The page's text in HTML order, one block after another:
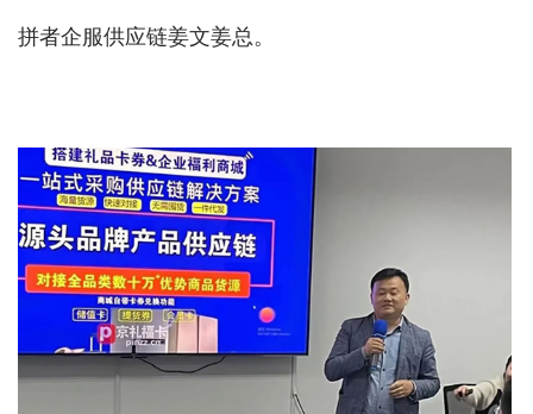
拼者企服供应链姜文姜总。